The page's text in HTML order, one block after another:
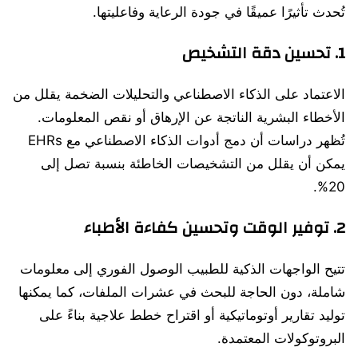
تُحدث تأثيرًا عميقًا في جودة الرعاية وفاعليتها.
1. تحسين دقة التشخيص
الاعتماد على الذكاء الاصطناعي والتحليلات الضخمة يقلل من
الأخطاء البشرية الناتجة عن الإرهاق أو نقص المعلومات.
تُظهر دراسات أن دمج أدوات الذكاء الاصطناعي مع EHRs
يمكن أن يقلل من التشخيصات الخاطئة بنسبة تصل إلى
20%.
2. توفير الوقت وتحسين كفاءة الأطباء
تتيح الواجهات الذكية للطبيب الوصول الفوري إلى معلومات
شاملة، دون الحاجة للبحث في عشرات الملفات، كما يمكنها
توليد تقارير أوتوماتيكية أو اقتراح خطط علاجية بناءً على
البروتوكولات المعتمدة.